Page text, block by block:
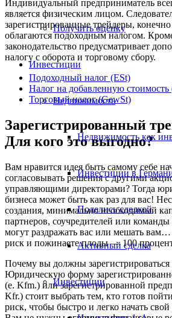
Получить оценку
Инвестиции
Недвижимость
Недвижимость как
Инвестиции в
Поделись сделкой
Активный сделка
Инвестиции
Индивидуальный предприниматель
является физическим лицом.
зарегистрированные трейдеры,
облагаются подоходным налогом.
законодательство предусматривает
налогу с оборота и торговому сбору.
Подоходный налог (ESt)
Налог на добавленную
Торговый налог (GewSt)
Зарегистрированный
Для кого это выгодно?
Вам нравится идея быть самому себе
согласовывать решения с другими
управляющими директорами? Тогда
бизнеса может быть как раз для вас!
создания, минимально необходимый
партнеров, соучредителей или
могут раздражать вас или мешать
риск и пожинаете плоды — 100
Почему вы должны зарегистрироваться
Юридическую форму
(e. Kfm.) или зарегистрированной
Kfr.) стоит выбрать тем, кто готов
риск, чтобы быстро и легко начать